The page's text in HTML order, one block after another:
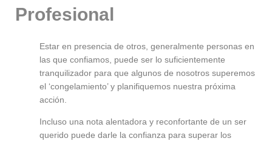
Profesional
Estar en presencia de otros, generalmente personas en
las que confiamos, puede ser lo suficientemente
tranquilizador para que algunos de nosotros superemos
el ‘congelamiento’ y planifiquemos nuestra próxima
acción.
Incluso una nota alentadora y reconfortante de un ser
querido puede darle la confianza para superar los